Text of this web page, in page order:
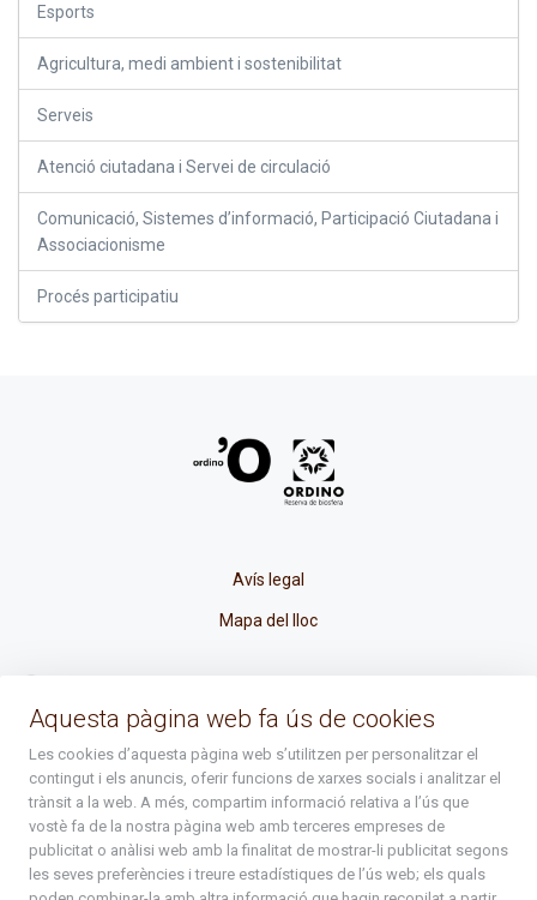
Esports
Agricultura, medi ambient i sostenibilitat
Serveis
Atenció ciutadana i Servei de circulació
Comunicació, Sistemes d’informació, Participació Ciutadana i
Associacionisme
Procés participatiu
Avís legal
Mapa del lloc
atenciociutadana@ordino.ad
+376 878 100
De Dl. a Dv. : de 8 a 16h (els divendres a partir de l'1 de juny
fins al divendres de la setmana de Meritxell : de 8 a 14h)
Aquesta pàgina web fa ús de cookies
Les cookies d’aquesta pàgina web s’utilitzen per personalitzar el
contingut i els anuncis, oferir funcions de xarxes socials i analitzar el
trànsit a la web. A més, compartim informació relativa a l’ús que
vostè fa de la nostra pàgina web amb terceres empreses de
publicitat o anàlisi web amb la finalitat de mostrar-li publicitat segons
les seves preferències i treure estadístiques de l’ús web; els quals